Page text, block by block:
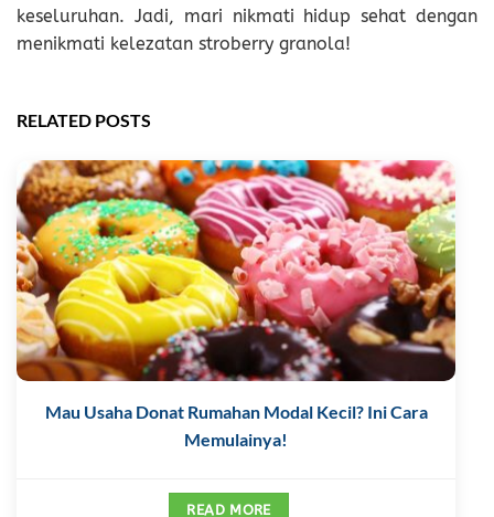
keseluruhan. Jadi, mari nikmati hidup sehat dengan
menikmati kelezatan stroberry granola!
RELATED POSTS
Mau Usaha Donat Rumahan Modal Kecil? Ini Cara
Memulainya!
READ MORE